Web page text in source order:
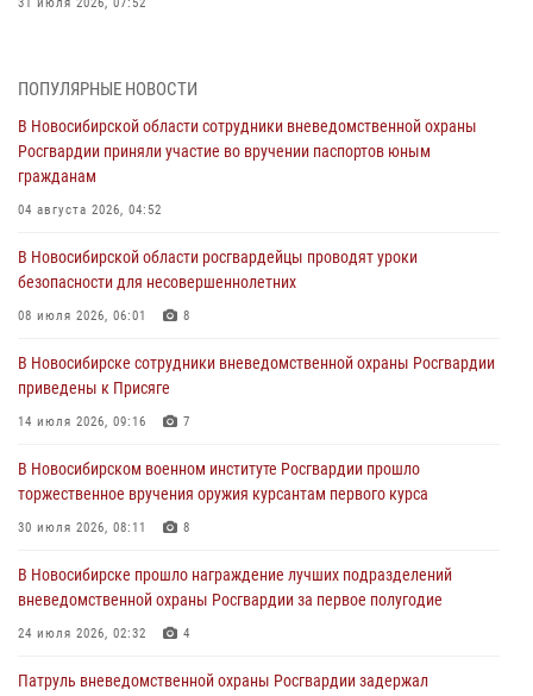
При силовой поддержке бойцов ОМОН и СОБР Росгвардии
пресечена деятельность группы лиц, причастных к мошенничеству
в сфере страхования
В Новосибирске сотрудниками вневедомственной охраны
Росгвардии задержан гражданин, находящийся в розыске
В Новосибирске военнослужащие отряда спецназа «Ермак»
Росгвардии провели занятия по беспарашютному десантированию
В Новосибирске военнослужащие Росгвардии почтили память детей
– жертв войны в Донбассе
ПОПУЛЯРНЫЕ НОВОСТИ
В Новосибирской области сотрудники вневедомственной охраны
Росгвардии приняли участие во вручении паспортов юным
гражданам
04 августа 2026, 04:52
В Новосибирской области росгвардейцы проводят уроки
безопасности для несовершеннолетних
08 июля 2026, 06:01 8
В Новосибирске сотрудники вневедомственной охраны Росгвардии
приведены к Присяге
14 июля 2026, 09:16 7
В Новосибирском военном институте Росгвардии прошло
торжественное вручения оружия курсантам первого курса
30 июля 2026, 08:11 8
В Новосибирске прошло награждение лучших подразделений
вневедомственной охраны Росгвардии за первое полугодие
24 июля 2026, 02:32 4
Патруль вневедомственной охраны Росгвардии задержал